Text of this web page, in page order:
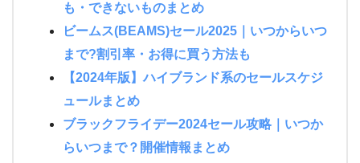
も・できないものまとめ
ビームス(BEAMS)セール2025｜いつからいつ
まで?割引率・お得に買う方法も
【2024年版】ハイブランド系のセールスケジ
ュールまとめ
ブラックフライデー2024セール攻略｜いつか
らいつまで？開催情報まとめ